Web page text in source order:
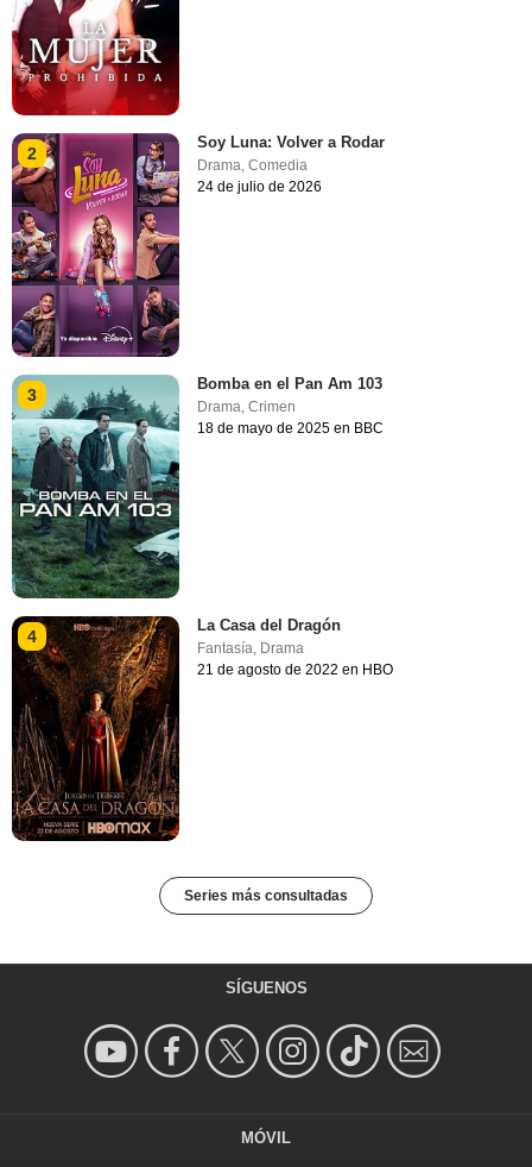
2
Soy Luna: Volver a Rodar
Drama ,Comedia
24 de julio de 2026
3
Bomba en el Pan Am 103
Drama,Crimen
18 de mayo de 2025 en BBC
4
La Casa del Dragón
Fantasía, Drama
21 de agosto de 2022 en HBO
Series más consultadas
SÍGUENOS
MÓVIL